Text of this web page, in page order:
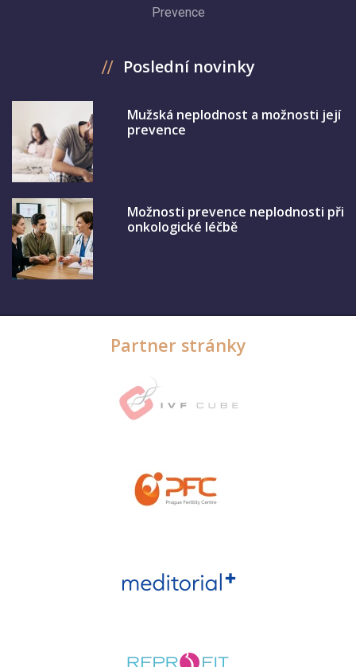
Prevence
Poslední novinky
Mužská neplodnost a možnosti její
prevence
Možnosti prevence neplodnosti při
onkologické léčbě
Partner stránky